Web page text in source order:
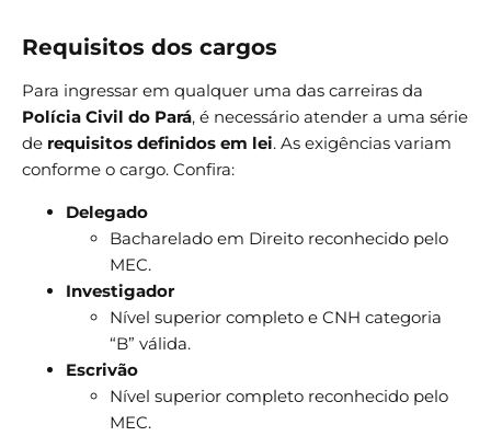
Requisitos dos cargos
Para ingressar em qualquer uma das carreiras da
Polícia Civil do Pará, é necessário atender a uma série
de requisitos definidos em lei. As exigências variam
conforme o cargo. Confira:
Delegado
Bacharelado em Direito reconhecido pelo
MEC.
Investigador
Nível superior completo e CNH categoria
“B” válida.
Escrivão
Nível superior completo reconhecido pelo
MEC.